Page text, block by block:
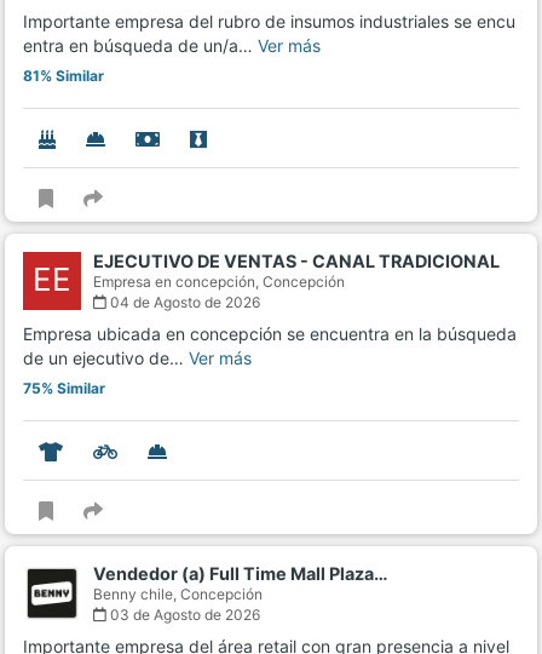
Importante empresa del rubro de insumos industriales se encu
entra en búsqueda de un/a… Ver más
81% Similar
EE EJECUTIVO DE VENTAS - CANAL TRADICIONAL
Empresa en concepción, Concepción
04 de Agosto de 2026
Empresa ubicada en concepción se encuentra en la búsqueda
de un ejecutivo de… Ver más
75% Similar
Vendedor (a) Full Time Mall Plaza…
Benny chile, Concepción
03 de Agosto de 2026
Importante empresa del área retail con gran presencia a nivel